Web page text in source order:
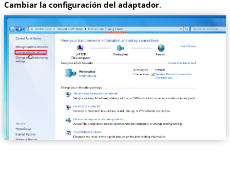
Cambiar la configuración del adaptador.